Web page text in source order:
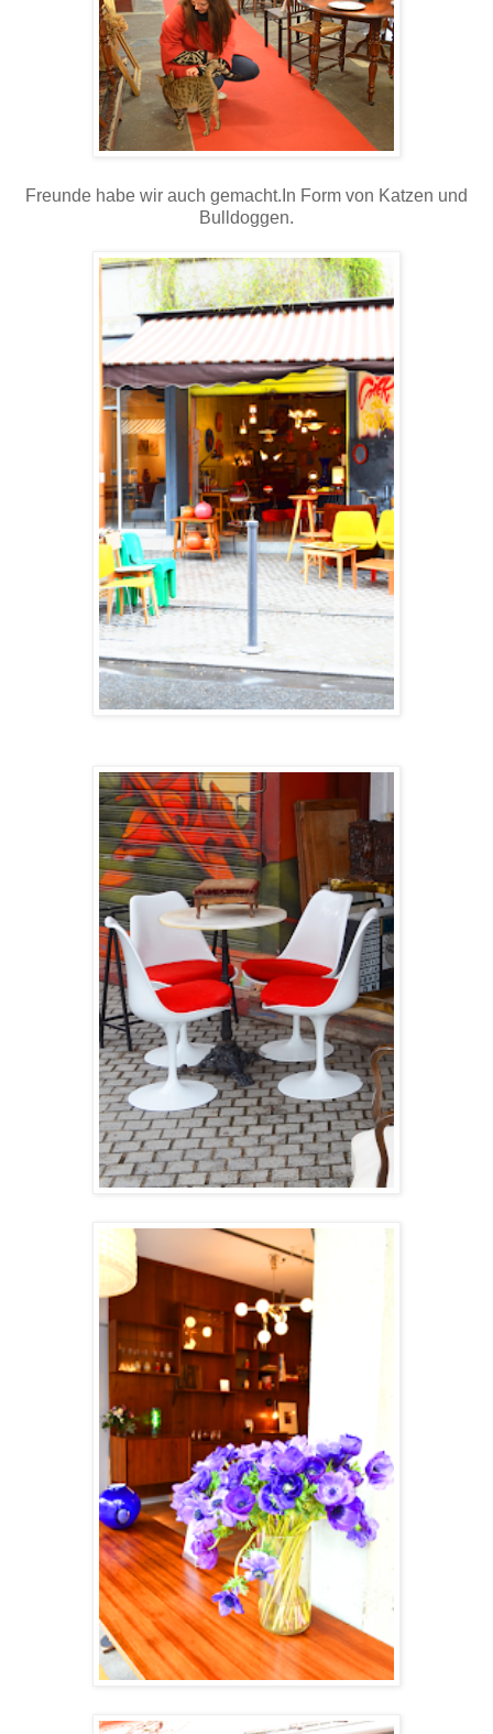
Freunde habe wir auch gemacht.In Form von Katzen und
Bulldoggen.